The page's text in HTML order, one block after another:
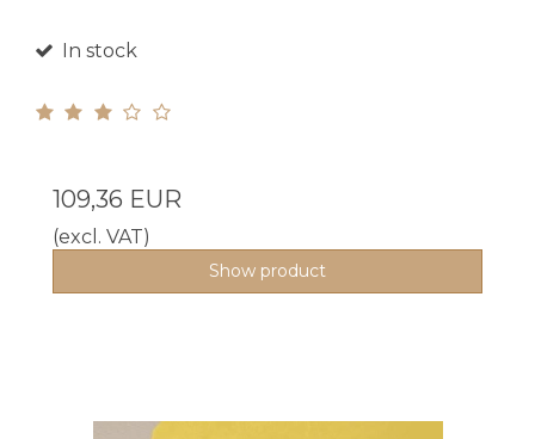
In stock
109,36 EUR
(excl. VAT)
Show product